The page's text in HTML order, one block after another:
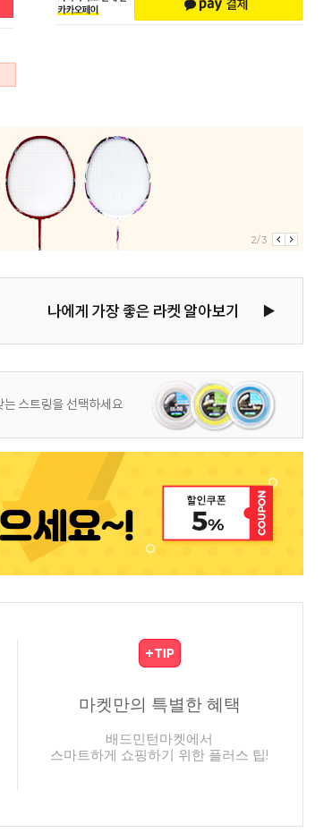
2/3
마켓만의 특별한 혜택
배드민턴마켓에서
스마트하게 쇼핑하기 위한 플러스 팁!